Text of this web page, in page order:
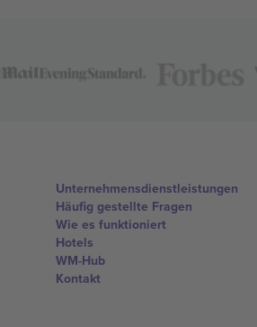
Unternehmensdienstleistungen
Häufig gestellte Fragen
Wie es funktioniert
Hotels
WM-Hub
Kontakt